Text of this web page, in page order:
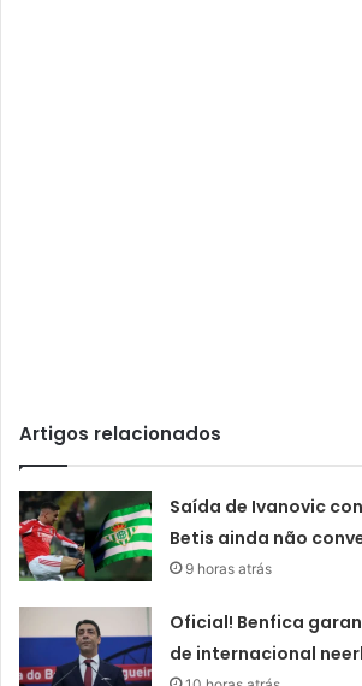
Artigos relacionados
Saída de Ivanovic
Betis ainda não
9 horas atrás
Oficial! Benfica
de internacional